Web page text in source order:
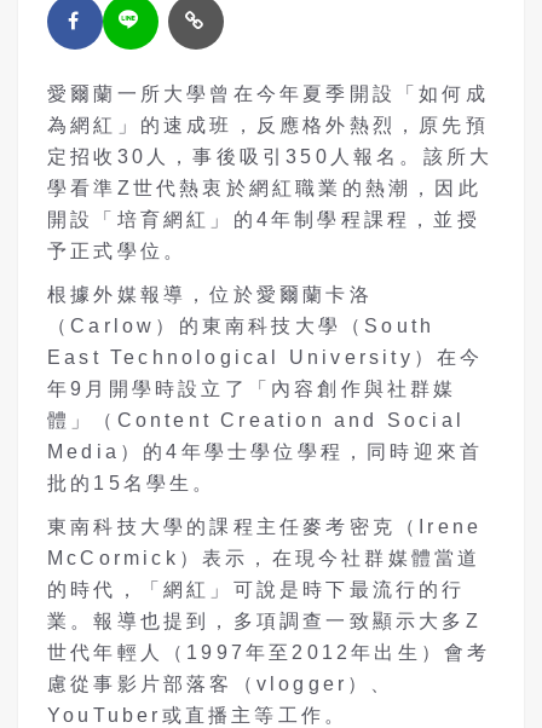
愛爾蘭一所大學曾在今年夏季開設「如何成
為網紅」的速成班，反應格外熱烈，原先預
定招收30人，事後吸引350人報名。該所大
學看準Z世代熱衷於網紅職業的熱潮，因此
開設「培育網紅」的4年制學程課程，並授
予正式學位。
根據外媒報導，位於愛爾蘭卡洛
（Carlow）的東南科技大學（South
East Technological University）在今
年9月開學時設立了「內容創作與社群媒
體」（Content Creation and Social
Media）的4年學士學位學程，同時迎來首
批的15名學生。
東南科技大學的課程主任麥考密克（Irene
McCormick）表示，在現今社群媒體當道
的時代，「網紅」可說是時下最流行的行
業。報導也提到，多項調查一致顯示大多Z
世代年輕人（1997年至2012年出生）會考
慮從事影片部落客（vlogger）、
YouTuber或直播主等工作。